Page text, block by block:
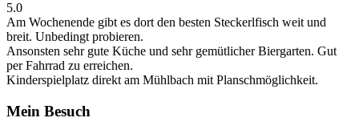
5.0
Am Wochenende gibt es dort den besten Steckerlfisch weit und
breit. Unbedingt probieren.
Ansonsten sehr gute Küche und sehr gemütlicher Biergarten. Gut
per Fahrrad zu erreichen.
Kinderspielplatz direkt am Mühlbach mit Planschmöglichkeit.
Mein Besuch